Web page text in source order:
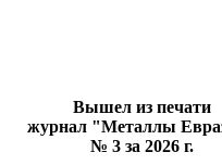
Вышел из печати
журнал "Металлы
№ 3 за 2026 г.